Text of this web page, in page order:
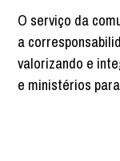
O serviço da
a
valorizando e
e ministérios